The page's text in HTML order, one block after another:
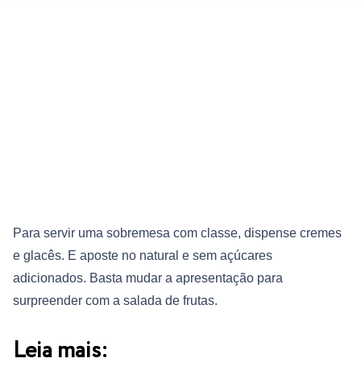
Para servir uma sobremesa com classe, dispense cremes
e glacês. E aposte no natural e sem açúcares
adicionados. Basta mudar a apresentação para
surpreender com a salada de frutas.
Leia mais: